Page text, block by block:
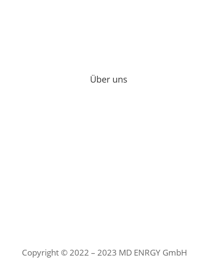
Über uns
Copyright © 2022 – 2023 MD ENRGY GmbH